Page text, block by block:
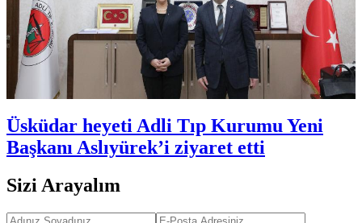
Üsküdar heyeti Adli Tıp Kurumu Yeni
Başkanı Aslıyürek’i ziyaret etti
Sizi Arayalım